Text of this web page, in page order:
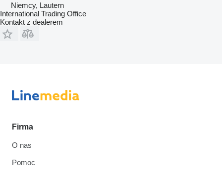
Niemcy, Lautern
International Trading Office
Kontakt z dealerem
Firma
O nas
Pomoc